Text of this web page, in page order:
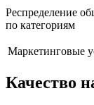
Респределение
по категориям
Маркетинговые
Качество